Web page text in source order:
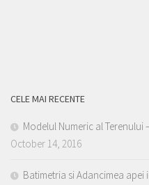
CELE MAI RECENTE
Modelul Numeric al Terenului
October 14, 2016
Batimetria si Adancimea apei